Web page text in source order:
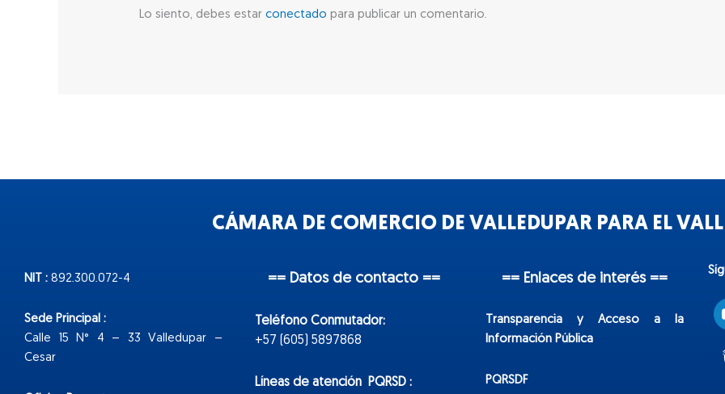
Lo siento, debes estarconectado para publicar un comentario.
CÁMARA DE COMERCIO DE VALLEDUPAR PARA EL
NIT : 892.300.072-4
Sede Principal :
Calle 15 N° 4 – 33 Valledupar –
Cesar
== Datos de contacto ==
Teléfono Conmutador:
+57 (605) 5897868
Líneas de atención PQRSD :
== Enlaces de interés ==
Transparencia y Acceso a la
Información Pública
PQRSDF